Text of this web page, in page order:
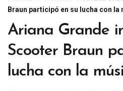
Braun participó en su lucha con la
Ariana Grande
Scooter Braun
lucha con la